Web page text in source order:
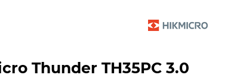
Thunder TH35PC 3.0